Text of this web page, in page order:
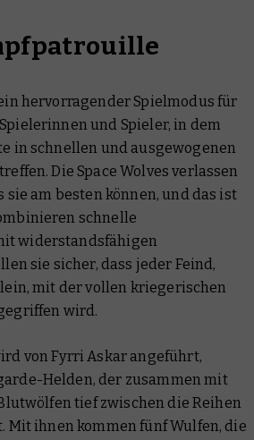
hervorragender Spielmodus für
und Spieler, in dem
in schnellen und ausgewogenen
Die Space Wolves verlassen
sie am besten können, und das ist
schnelle
widerstandsfähigen
sie sicher, dass jeder Feind,
mit der vollen kriegerischen
wird.
von Fyrri Askar angeführt,
Helden, der zusammen mit
tief zwischen die Reihen
Mit ihnen kommen fünf Wulfen, die